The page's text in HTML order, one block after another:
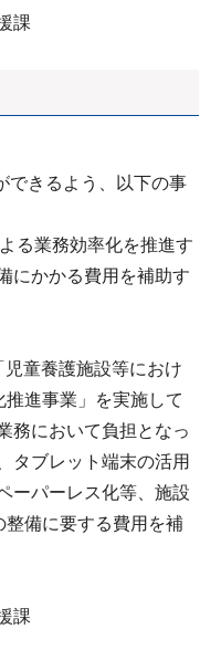
課
できるよう、以下の事
る業務効率化を推進す
にかかる費用を補助す
童養護施設等におけ
進事業」を実施して
務において負担となっ
タブレット端末の活用
ーパーレス化等、施設
備に要する費用を補
課